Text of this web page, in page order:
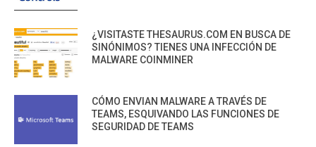
¿VISITASTE THESAURUS.COM EN BUSCA DE
SINÓNIMOS? TIENES UNA INFECCIÓN DE
MALWARE COINMINER
CÓMO ENVIAN MALWARE A TRAVÉS DE
TEAMS, ESQUIVANDO LAS FUNCIONES DE
SEGURIDAD DE TEAMS